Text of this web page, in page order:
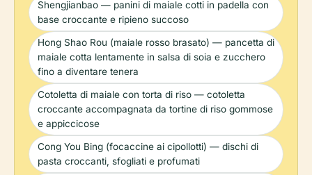
Shengjianbao — panini di maiale cotti in padella con
base croccante e ripieno succoso
Hong Shao Rou (maiale rosso brasato) — pancetta di
maiale cotta lentamente in salsa di soia e zucchero
fino a diventare tenera
Cotoletta di maiale con torta di riso — cotoletta
croccante accompagnata da tortine di riso gommose
e appiccicose
Cong You Bing (focaccine ai cipollotti) — dischi di
pasta croccanti, sfogliati e profumati